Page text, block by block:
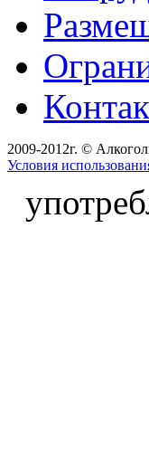
2009-2012г. ©
Условия